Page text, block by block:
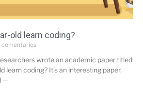
old learn coding?
comentarios
wrote an academic paper titled
learn coding? It’s an interesting paper,
—